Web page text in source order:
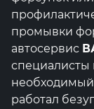
промывки
автосервис
специалисты
работал